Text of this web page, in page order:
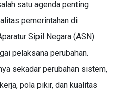
satu agenda penting
pemerintahan di
Sipil Negara (ASN)
pelaksana perubahan.
sekadar perubahan sistem,
pola pikir, dan kualitas